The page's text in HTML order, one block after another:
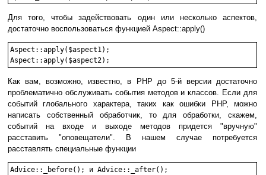
Для того, чтобы задействовать один или несколько аспектов,
достаточно воспользоваться функцией Aspect::apply()
Aspect::apply($aspect1);
Как вам, возможно, известно, в PHP до 5-й версии достаточно
проблематично обслуживать события методов и классов. Если для
событий глобального характера, таких как ошибки PHP, можно
написать собственный обработчик, то для обработки, скажем,
событий на входе и выходе методов придется "вручную"
расставить "оповещатели". В нашем случае потребуется
расставлять специальные функции
Advice::_before(); и Advice::_after();